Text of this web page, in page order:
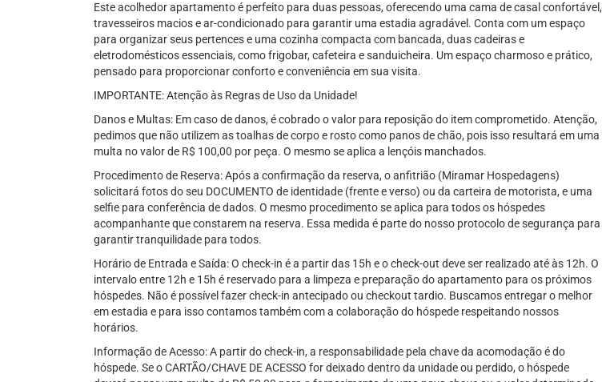
Este acolhedor apartamento é perfeito para duas pessoas, oferecendo uma cama de casal confortável,
travesseiros macios e ar-condicionado para garantir uma estadia agradável. Conta com um espaço
para organizar seus pertences e uma cozinha compacta com bancada, duas cadeiras e
eletrodomésticos essenciais, como frigobar, cafeteira e sanduicheira. Um espaço charmoso e prático,
pensado para proporcionar conforto e conveniência em sua visita.
IMPORTANTE: Atenção às Regras de Uso da Unidade!
Danos e Multas: Em caso de danos, é cobrado o valor para reposição do item comprometido. Atenção,
pedimos que não utilizem as toalhas de corpo e rosto como panos de chão, pois isso resultará em uma
multa no valor de R$ 100,00 por peça. O mesmo se aplica a lençóis manchados.
Procedimento de Reserva: Após a confirmação da reserva, o anfitrião (Miramar Hospedagens)
solicitará fotos do seu DOCUMENTO de identidade (frente e verso) ou da carteira de motorista, e uma
selfie para conferência de dados. O mesmo procedimento se aplica para todos os hóspedes
acompanhante que constarem na reserva. Essa medida é parte do nosso protocolo de segurança para
garantir tranquilidade para todos.
Horário de Entrada e Saída: O check-in é a partir das 15h e o check-out deve ser realizado até às 12h. O
intervalo entre 12h e 15h é reservado para a limpeza e preparação do apartamento para os próximos
hóspedes. Não é possível fazer check-in antecipado ou checkout tardio. Buscamos entregar o melhor
em estadia e para isso contamos também com a colaboração do hóspede respeitando nossos
horários.
Informação de Acesso: A partir do check-in, a responsabilidade pela chave da acomodação é do
hóspede. Se o CARTÃO/CHAVE DE ACESSO for deixado dentro da unidade ou perdido, o hóspede